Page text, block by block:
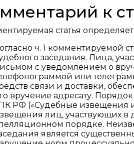
к
статья
ч. 1 комментируемой
заседания. Лица,
с уведомлением о
или
связи и доставки,
вручение адресату.
РФ («Судебные извещения и
лиц, участвующих в
порядке.
является